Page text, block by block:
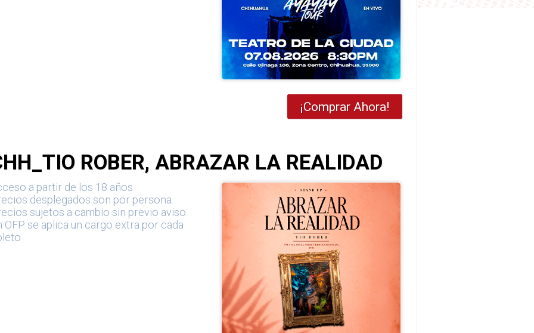
¡Comprar Ahora!
ROBER, ABRAZAR LA REALIDAD
a partir de los 18 años.
desplegados son por persona.
sujetos a cambio sin previo aviso.
OFP se aplica un cargo extra por cada